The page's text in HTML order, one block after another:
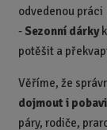
odvedenou práci
- Sezonní dárky
potěšit a
Věříme, že
dojmout i
páry, rodiče,